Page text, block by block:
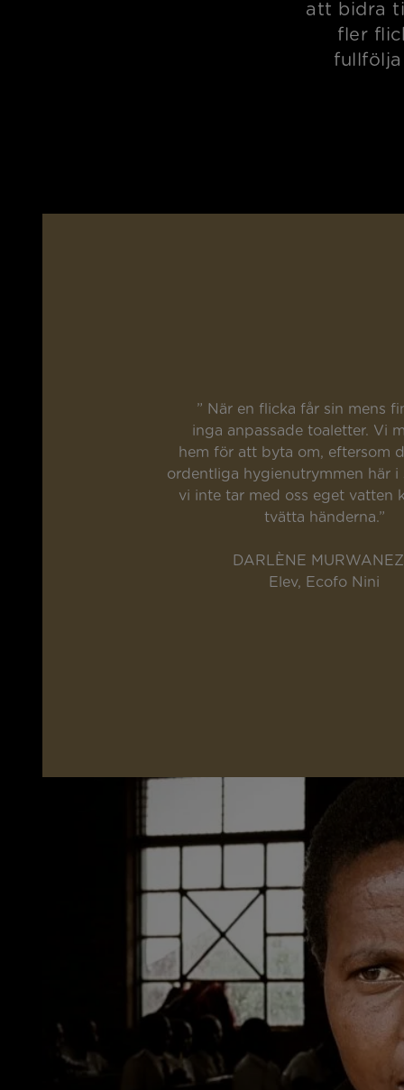
att bidra
fler
” När en flicka får sin mens
inga anpassade toaletter. Vi
hem för att byta om, eftersom
ordentliga hygienutrymmen här i
vi inte tar med oss eget vatten
tvätta händerna.”
DARLÈNE
Elev, Ecofo Nini